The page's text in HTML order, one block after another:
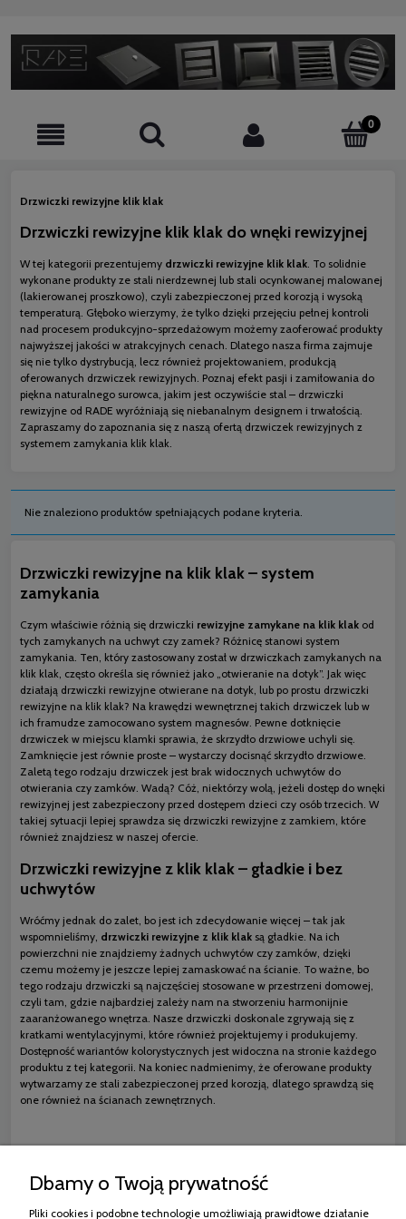
Drzwiczki rewizyjne klik klak
Drzwiczki rewizyjne klik klak do wnęki rewizyjnej
W tej kategorii prezentujemy drzwiczki rewizyjne klik klak. To solidnie
wykonane produkty ze stali nierdzewnej lub stali ocynkowanej malowanej
(lakierowanej proszkowo), czyli zabezpieczonej przed korozją i wysoką
temperaturą. Głęboko wierzymy, że tylko dzięki przejęciu pełnej kontroli
nad procesem produkcyjno-sprzedażowym możemy zaoferować produkty
najwyższej jakości w atrakcyjnych cenach. Dlatego nasza firma zajmuje
się nie tylko dystrybucją, lecz również projektowaniem, produkcją
oferowanych drzwiczek rewizyjnych. Poznaj efekt pasji i zamiłowania do
piękna naturalnego surowca, jakim jest oczywiście stal – drzwiczki
rewizyjne od RADE wyróżniają się niebanalnym designem i trwałością.
Zapraszamy do zapoznania się z naszą ofertą drzwiczek rewizyjnych z
systemem zamykania klik klak.
Nie znaleziono produktów spełniających podane kryteria.
Drzwiczki rewizyjne na klik klak – system
zamykania
Czym właściwie różnią się drzwiczki rewizyjne zamykane na klik klak od
tych zamykanych na uchwyt czy zamek? Różnicę stanowi system
zamykania. Ten, który zastosowany został w drzwiczkach zamykanych na
klik klak, często określa się również jako „otwieranie na dotyk”. Jak więc
działają drzwiczki rewizyjne otwierane na dotyk, lub po prostu drzwiczki
rewizyjne na klik klak? Na krawędzi wewnętrznej takich drzwiczek lub w
ich framudze zamocowano system magnesów. Pewne dotknięcie
drzwiczek w miejscu klamki sprawia, że skrzydło drzwiowe uchyli się.
Zamknięcie jest równie proste – wystarczy docisnąć skrzydło drzwiowe.
Zaletą tego rodzaju drzwiczek jest brak widocznych uchwytów do
otwierania czy zamków. Wadą? Cóż, niektórzy wolą, jeżeli dostęp do wnęki
rewizyjnej jest zabezpieczony przed dostępem dzieci czy osób trzecich. W
takiej sytuacji lepiej sprawdza się drzwiczki rewizyjne z zamkiem, które
również znajdziesz w naszej ofercie.
Drzwiczki rewizyjne z klik klak – gładkie i bez
uchwytów
Wróćmy jednak do zalet, bo jest ich zdecydowanie więcej – tak jak
wspomnieliśmy, drzwiczki rewizyjne z klik klak są gładkie. Na ich
powierzchni nie znajdziemy żadnych uchwytów czy zamków, dzięki
czemu możemy je jeszcze lepiej zamaskować na ścianie. To ważne, bo
tego rodzaju drzwiczki są najczęściej stosowane w przestrzeni domowej,
czyli tam, gdzie najbardziej zależy nam na stworzeniu harmonijnie
zaaranżowanego wnętrza. Nasze drzwiczki doskonale zgrywają się z
kratkami wentylacyjnymi, które również projektujemy i produkujemy.
Dostępność wariantów kolorystycznych jest widoczna na stronie każdego
produktu z tej kategorii. Na koniec nadmienimy, że oferowane produkty
wytwarzamy ze stali zabezpieczonej przed korozją, dlatego sprawdzą się
one również na ścianach zewnętrznych.
Dbamy o Twoją prywatność
Pliki cookies i podobne technologie umożliwiają prawidłowe działanie